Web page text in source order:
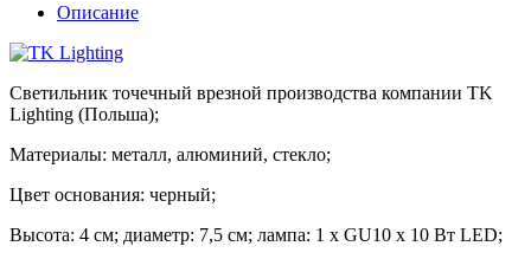
Описание
Светильник точечный врезной производства компании TK
Lighting (Польша);
Материалы: металл, алюминий, стекло;
Цвет основания: черный;
Высота: 4 см; диаметр: 7,5 см; лампа: 1 х GU10 х 10 Вт LED;